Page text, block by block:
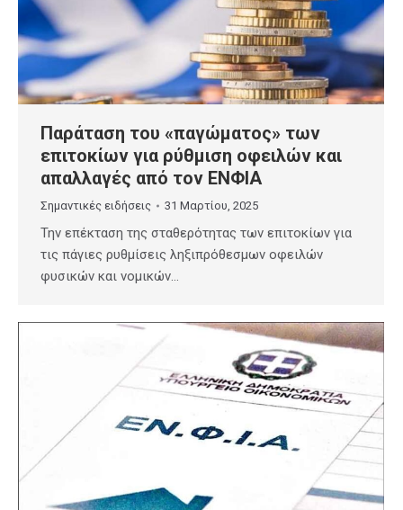
Παράταση του «παγώματος» των
επιτοκίων για ρύθμιση οφειλών και
απαλλαγές από τον ΕΝΦΙΑ
Σημαντικές ειδήσεις 31 Μαρτίου, 2025
Την επέκταση της σταθερότητας των επιτοκίων για
τις πάγιες ρυθμίσεις ληξιπρόθεσμων οφειλών
φυσικών και νομικών…